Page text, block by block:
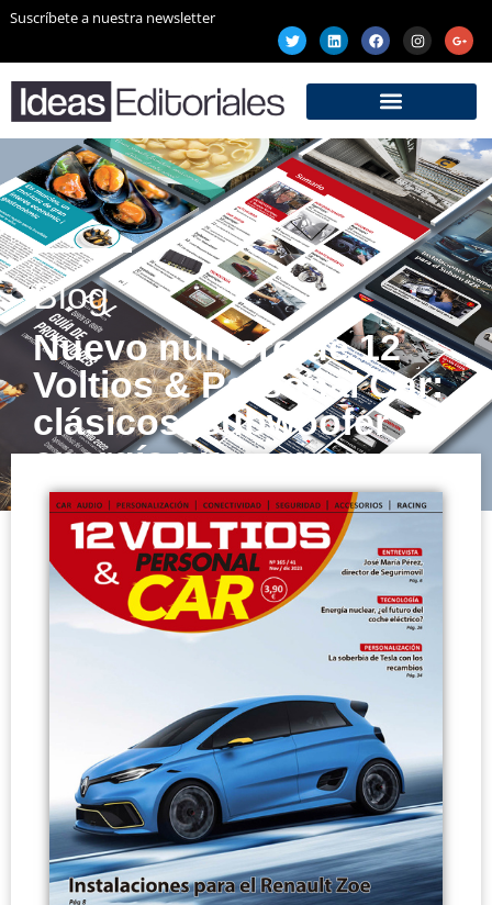
Suscríbete a nuestra newsletter
Blog
Nuevo número de 12
Voltios & Personal Car:
clásicos, subwoofer y
energía nuclear